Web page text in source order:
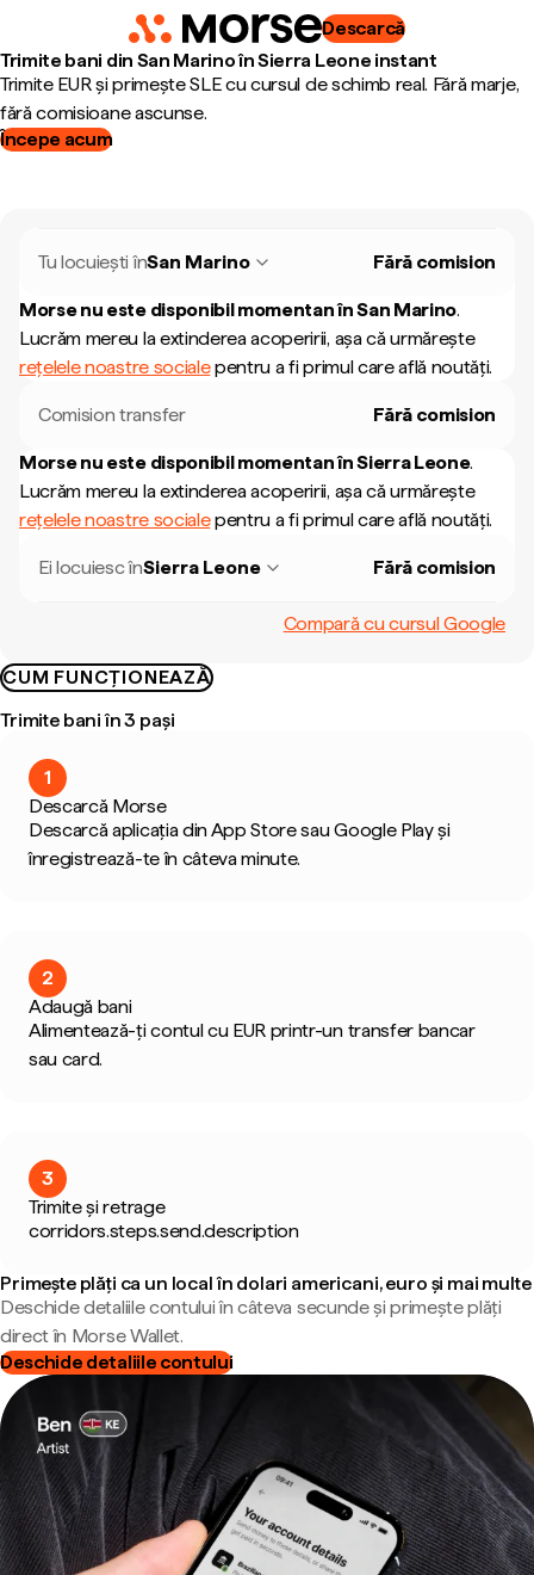
Descarcă
Trimite bani din San Marino în Sierra Leone instant
Trimite EUR și primește SLE cu cursul de schimb real. Fără marje,
fără comisioane ascunse.
Începe acum
Tu locuiești înSan Marino Fără comision
Morse nu este disponibil momentan înSan Marino.
Lucrăm mereu la extinderea acoperirii, așa că urmărește
rețelele noastre socialepentru a fi primul care află noutăți.
Comision transfer Fără comision
Morse nu este disponibil momentan înSierra Leone.
Lucrăm mereu la extinderea acoperirii, așa că urmărește
rețelele noastre socialepentru a fi primul care află noutăți.
Ei locuiesc înSierra Leone Fără comision
Compară cu cursul Google
CUM FUNCȚIONEAZĂ
Trimite bani în 3 pași
1
Descarcă Morse
Descarcă aplicația din App Store sau Google Play și
înregistrează-te în câteva minute.
2
Adaugă bani
Alimentează-ți contul cu EUR printr-un transfer bancar
sau card.
3
Trimite și retrage
corridors.steps.send.description
Primește plăți ca un local în dolari americani, euro și mai multe
Deschide detaliile contului în câteva secunde și primește plăți
direct în Morse Wallet.
Deschide detaliile contului